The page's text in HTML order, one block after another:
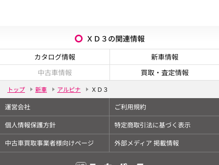
ＸＤ３の関連情報
カタログ情報
新車情報
中古車情報
買取・査定情報
トップ 新車 アルピナ ＸＤ３
運営会社
ご利用規約
個人情報保護方針
特定商取引法に基づく表示
中古車買取事業者様向けページ
外部メディア 掲載情報